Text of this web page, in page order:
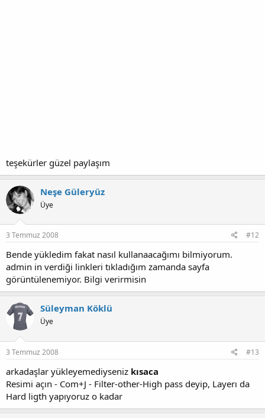
teşekürler güzel paylaşım
Neşe Güleryüz
Üye
3 Temmuz 2008 #12
Bende yükledim fakat nasıl kullanaacağımı bilmiyorum.
admin in verdiği linkleri tıkladığım zamanda sayfa
görüntülenemiyor. Bilgi verirmisin
Süleyman Köklü
Üye
3 Temmuz 2008 #13
arkadaşlar yükleyemediyseniz kısaca
Resimi açın - Com+J - Filter-other-High pass deyip, Layerı da
Hard ligth yapıyoruz o kadar